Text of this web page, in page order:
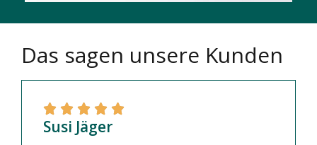
Das sagen unsere Kunden
Susi Jäger